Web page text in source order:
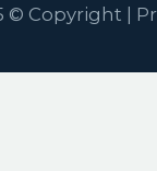
© Copyright |